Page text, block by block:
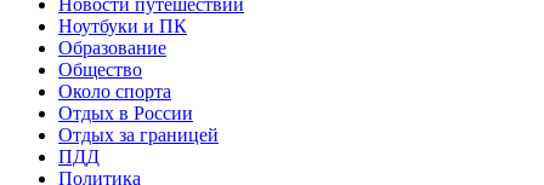
Ноутбуки и ПК
Образование
Общество
Около спорта
Отдых в России
Отдых за границей
ПДД
Политика